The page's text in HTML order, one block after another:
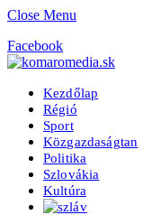
Close Menu
Facebook
Kezdőlap
Régió
Sport
Közgazdaságtan
Politika
Szlovákia
Kultúra